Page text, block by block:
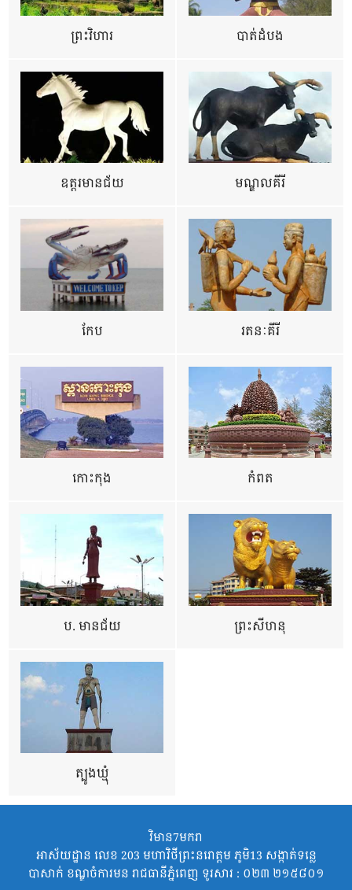
ព្រះវិហារ បាត់ដំបង
ឧត្ដរមានជ័យ មណ្ឌលគីរី
កែប រតនៈគីរី
កោះកុង កំពត
ប. មានជ័យ ព្រះសីហនុ
ត្បូងឃ្មុំ
វិមាន7មករា
អាស័យដ្ឋាន លេខ 203 មហាវិថីព្រះនរោត្តម ភូមិ13 សង្កាត់ទន្លេ
បាសាក់ ខណ្ឌចំការមន រាជធានីភ្នំពេញ ទូរសារ : ០២៣ ២១៥៨០១